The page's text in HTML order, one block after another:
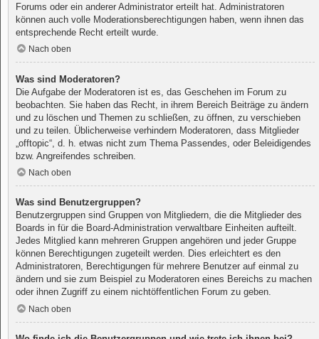
Forums oder ein anderer Administrator erteilt hat. Administratoren
können auch volle Moderationsberechtigungen haben, wenn ihnen das
entsprechende Recht erteilt wurde.
Nach oben
Was sind Moderatoren?
Die Aufgabe der Moderatoren ist es, das Geschehen im Forum zu
beobachten. Sie haben das Recht, in ihrem Bereich Beiträge zu ändern
und zu löschen und Themen zu schließen, zu öffnen, zu verschieben
und zu teilen. Üblicherweise verhindern Moderatoren, dass Mitglieder
„offtopic“, d. h. etwas nicht zum Thema Passendes, oder Beleidigendes
bzw. Angreifendes schreiben.
Nach oben
Was sind Benutzergruppen?
Benutzergruppen sind Gruppen von Mitgliedern, die die Mitglieder des
Boards in für die Board-Administration verwaltbare Einheiten aufteilt.
Jedes Mitglied kann mehreren Gruppen angehören und jeder Gruppe
können Berechtigungen zugeteilt werden. Dies erleichtert es den
Administratoren, Berechtigungen für mehrere Benutzer auf einmal zu
ändern und sie zum Beispiel zu Moderatoren eines Bereichs zu machen
oder ihnen Zugriff zu einem nichtöffentlichen Forum zu geben.
Nach oben